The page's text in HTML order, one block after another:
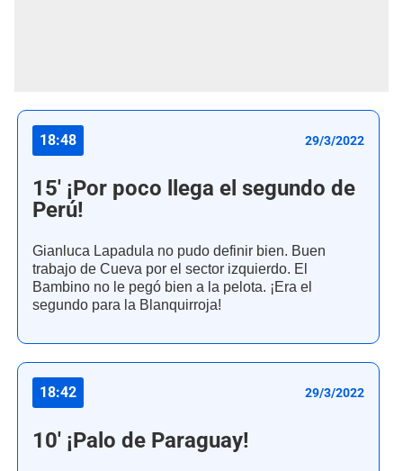
18:48 29/3/2022
15' ¡Por poco llega el segundo de
Perú!
Gianluca Lapadula no pudo definir bien. Buen
trabajo de Cueva por el sector izquierdo. El
Bambino no le pegó bien a la pelota. ¡Era el
segundo para la Blanquirroja!
18:42 29/3/2022
10' ¡Palo de Paraguay!